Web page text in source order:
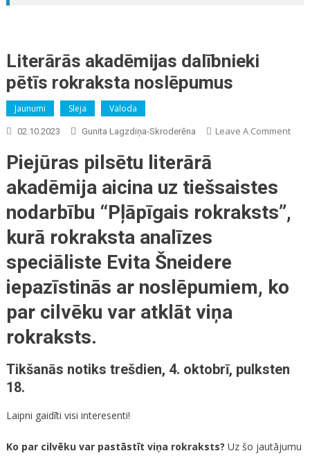
Literārās akadēmijas dalībnieki
pētīs rokraksta noslēpumus
Jaunumi Sleja Valoda
02.10.2023 Gunita Lagzdiņa-Skroderēna Leave A CommentOn
Piejūras pilsētu literārā
akadēmija aicina uz tiešsaistes
nodarbību “Pļāpīgais rokraksts”,
kurā rokraksta analīzes
speciāliste Evita Šneidere
iepazīstinās ar noslēpumiem, ko
par cilvēku var atklāt viņa
rokraksts.
Tikšanās notiks trešdien, 4. oktobrī, pulksten
18.
Laipni gaidīti visi interesenti!
Ko par cilvēku var pastāstīt viņa rokraksts? Uz šo jautājumu